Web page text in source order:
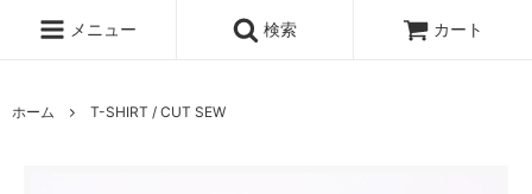
メニュー 検索 カート
ホーム T-SHIRT / CUT SEW